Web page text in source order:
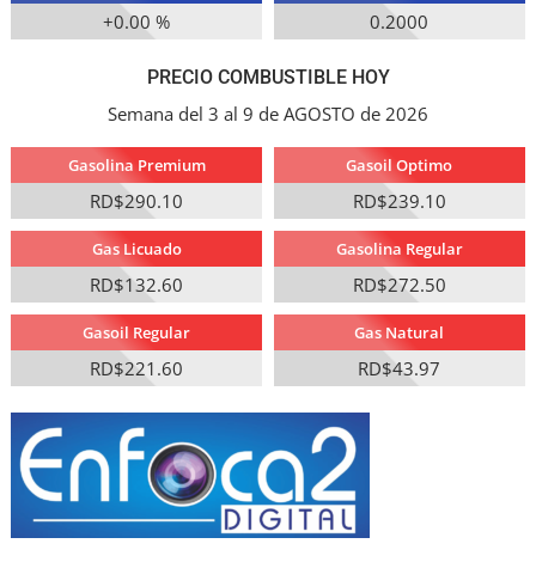
+0.00 % 0.2000
PRECIO COMBUSTIBLE HOY
Semana del 3 al 9 de AGOSTO de 2026
Gasolina Premium
RD$290.10
Gasoil Optimo
RD$239.10
Gas Licuado
RD$132.60
Gasolina Regular
RD$272.50
Gasoil Regular
RD$221.60
Gas Natural
RD$43.97